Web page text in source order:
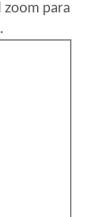
zoom para